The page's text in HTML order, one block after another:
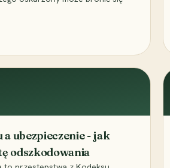
ubezpieczenie - jak
odszkodowania